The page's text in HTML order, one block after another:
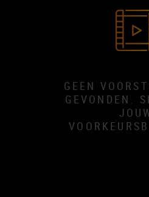
GEEN
GEVONDEN.